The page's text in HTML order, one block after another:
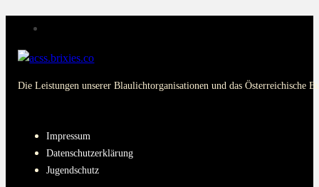
Die Leistungen unserer Blaulichtorganisationen und das Österreichische
Impressum
Datenschutzerklärung
Jugendschutz